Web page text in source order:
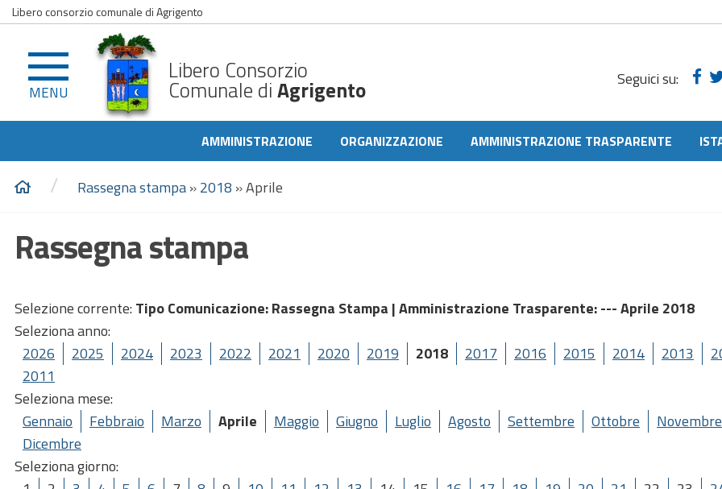
Libero consorzio comunale di Agrigento
MENU
Libero Consorzio
Comunale diAgrigento Seguici su:
AMMINISTRAZIONE ORGANIZZAZIONE AMMINISTRAZIONE TRASPARENTE
/ Rassegna stampa»2018 »Aprile
Rassegna stampa
Selezione corrente: Tipo Comunicazione: Rassegna Stampa |Amministrazione Trasparente: --- Aprile 2018
Seleziona anno:
2026
2025 2024 2023 2022 2021 2020 2019 2018 2017 2016 2015 2014 2013
2011
Seleziona mese:
Gennaio
Febbraio Marzo Aprile Maggio Giugno Luglio Agosto Settembre Ottobre
Novembre
Dicembre
Seleziona giorno: